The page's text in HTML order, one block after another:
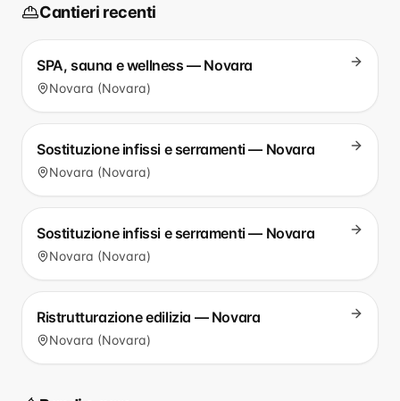
Cantieri recenti
SPA, sauna e wellness — Novara
Novara (Novara)
Sostituzione infissi e serramenti — Novara
Novara (Novara)
Sostituzione infissi e serramenti — Novara
Novara (Novara)
Ristrutturazione edilizia — Novara
Novara (Novara)